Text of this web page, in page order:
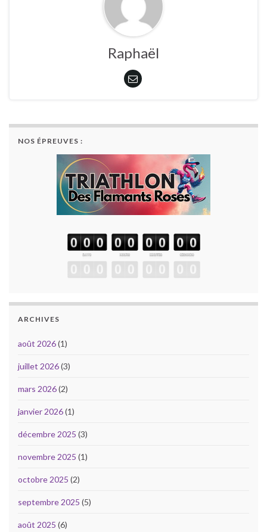
Raphaël
NOS ÉPREUVES :
ARCHIVES
août 2026(1)
juillet 2026(3)
mars 2026(2)
janvier 2026(1)
décembre 2025 (3)
novembre 2025 (1)
octobre 2025 (2)
septembre 2025 (5)
août 2025 (6)